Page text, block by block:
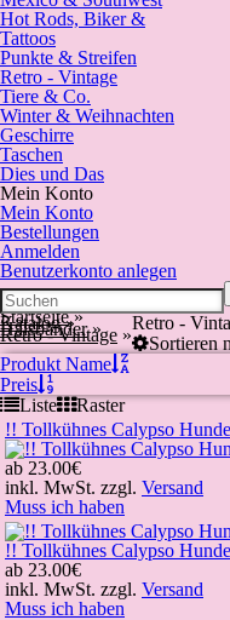
Hot Rods, Biker &
Tattoos
Punkte & Streifen
Retro - Vintage
Tiere & Co.
Winter & Weihnachten
Geschirre
Taschen
Dies und Das
Mein Konto
Mein Konto
Bestellungen
Anmelden
Benutzerkonto anlegen
Startseite »
Katalog »
Halsbänder »
Retro - Vintage »
Retro -
Sortieren
Produkt Name
Preis
Liste
Raster
!! Tollkühnes Calypso
ab 23.00€
inkl. MwSt. zzgl. Versand
Muss ich haben
!! Tollkühnes Calypso
ab 23.00€
inkl. MwSt. zzgl. Versand
Muss ich haben